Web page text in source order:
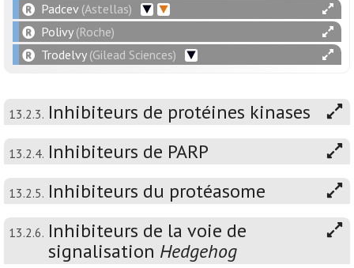
Padcev(Astellas)
Polivy(Roche)
Trodelvy(Gilead Sciences)
13.2.3. Inhibiteurs de protéines kinases
13.2.4. Inhibiteurs de PARP
13.2.5. Inhibiteurs du protéasome
13.2.6. Inhibiteurs de la voie de
signalisation Hedgehog